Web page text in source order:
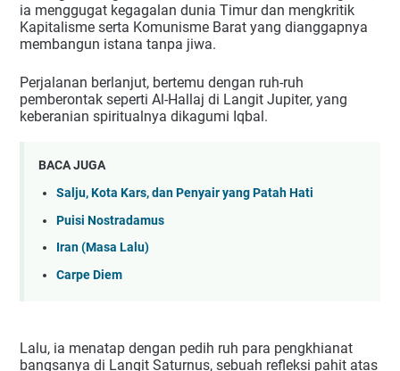
ia menggugat kegagalan dunia Timur dan mengkritik
Kapitalisme serta Komunisme Barat yang dianggapnya
membangun istana tanpa jiwa.
Perjalanan berlanjut, bertemu dengan ruh-ruh
pemberontak seperti Al-Hallaj di Langit Jupiter, yang
keberanian spiritualnya dikagumi Iqbal.
BACA JUGA
Salju, Kota Kars, dan Penyair yang Patah Hati
Puisi Nostradamus
Iran (Masa Lalu)
Carpe Diem
Lalu, ia menatap dengan pedih ruh para pengkhianat
bangsanya di Langit Saturnus, sebuah refleksi pahit atas